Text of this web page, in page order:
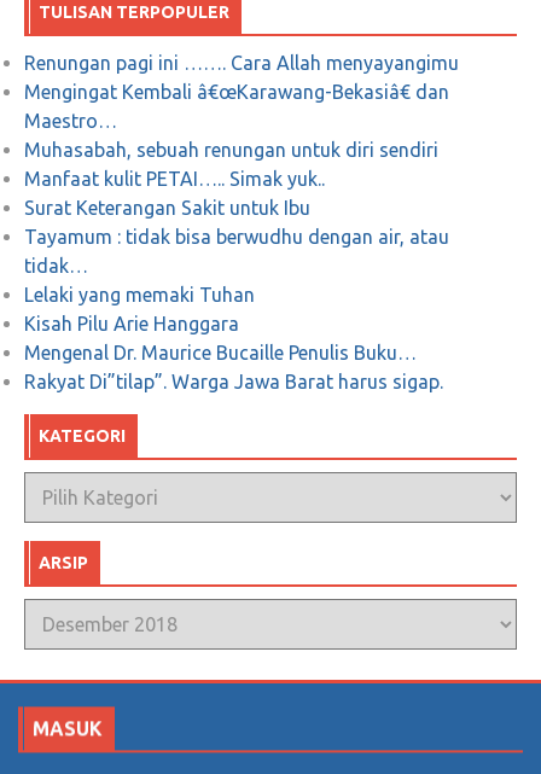
TULISAN TERPOPULER
Renungan pagi ini ……. Cara Allah menyayangimu
Mengingat Kembali â€œKarawang-Bekasiâ€ dan
Maestro…
Muhasabah, sebuah renungan untuk diri sendiri
Manfaat kulit PETAI….. Simak yuk..
Surat Keterangan Sakit untuk Ibu
Tayamum : tidak bisa berwudhu dengan air, atau
tidak…
Lelaki yang memaki Tuhan
Kisah Pilu Arie Hanggara
Mengenal Dr. Maurice Bucaille Penulis Buku…
Rakyat Di”tilap”. Warga Jawa Barat harus sigap.
KATEGORI
Kategori
ARSIP
Arsip
MASUK